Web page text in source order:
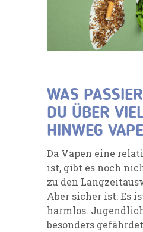
WAS
DU ÜBER
HINWEG
Da Vapen eine
ist, gibt es noch
zu den
Aber sicher ist: Es
harmlos.
besonders